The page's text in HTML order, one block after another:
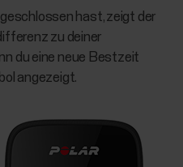
hast, zeigt der
zu deiner
du eine neue Bestzeit
angezeigt.